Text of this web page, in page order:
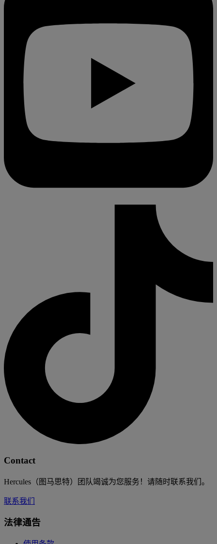
Contact
Hercules（图马思特）团队竭诚为您服务！请随时联系我们。
联系我们
法律通告